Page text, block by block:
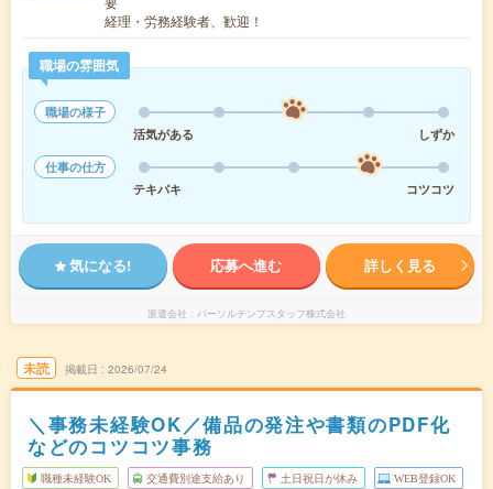
経理・労務経験者、歓迎！
職場の雰囲気
職場の様子
活気がある
しずか
仕事の仕方
テキパキ
コツコツ
気になる! 応募へ進む 詳しく見る
派遣会社 パーソルテンプスタッフ株式会社
未読 掲載日 2026/07/24
＼事務未経験OK／備品の発注や書類のPDF化
などのコツコツ事務
職種未経験OK 交通費別途支給あり 土日祝日が休み WEB登録OK